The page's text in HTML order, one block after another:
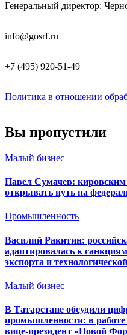
Генеральный директор:
info@gosrf.ru
+7 (495) 920-51-49
Политика в отношении
Вы пропустили
Малый бизнес
Павел Сумачев: кировским
открывать путь на
Промышленность
Василий Ракитин:
адаптировалась к
экспорта и
Малый бизнес
В Татарстане обсудили
промышленности: в
вице-президент «Новой